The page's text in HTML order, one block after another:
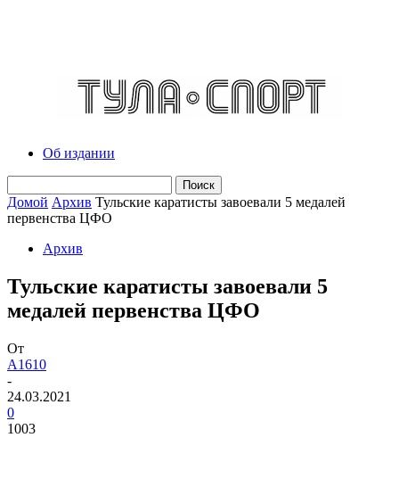
Об издании
Домой Архив Тульские каратисты завоевали 5 медалей
первенства ЦФО
Архив
Тульские каратисты завоевали 5
медалей первенства ЦФО
От
A1610
-
24.03.2021
0
1003